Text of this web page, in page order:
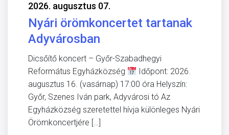
2026. augusztus 07.
Nyári örömkoncertet tartanak
Adyvárosban
Dicsőítő koncert – Győr-Szabadhegyi
Református Egyházközség
Időpont: 2026.
augusztus 16. (vasárnap) 17:00 óra Helyszín:
Győr, Szenes Iván park, Adyvárosi tó Az
Egyházközség szeretettel hívja különleges Nyári
Örömkoncertjére […]